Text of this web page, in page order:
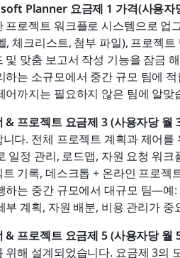
Planner 요금제 1 가격(사용자
프로젝트 워크플로 시스템으로 업
, 체크리스트, 첨부 파일), 프로젝
및 맞춤 보고서 작성 기능을 잠금
하는 소규모에서 중간 규모 팀에
어까지는 필요하지 않은 팀에 알맞
& 프로젝트 요금제 3 (사용자당 월
니다. 전체 프로젝트 계획과 제어
일정 관리, 로드맵, 자원 요청 워
트 기록, 데스크톱 + 온라인 프로
하는 중간 규모에서 대규모 팀—
부 계획, 자원 배분, 비용 관리가
& 프로젝트 요금제 5 (사용자당 월
위해 설계되었습니다. 요금제 3의